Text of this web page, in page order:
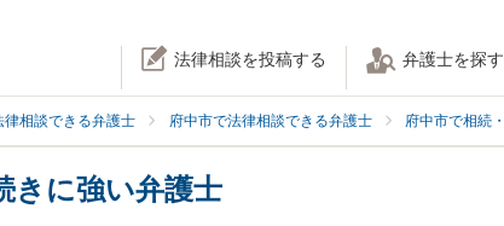
法律相談を投稿する 弁護士を探す
律相談できる弁護士 府中市で法律相談できる弁護士 府中市で相続
きに強い弁護士